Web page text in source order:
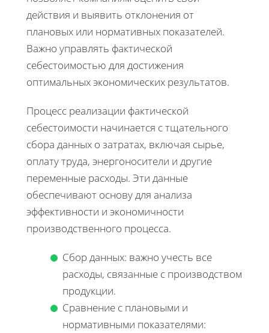
действия и выявить отклонения от
плановых или нормативных показателей.
Важно управлять фактической
себестоимостью для достижения
оптимальных экономических результатов.
Процесс реализации фактической
себестоимости начинается с тщательного
сбора данных о затратах, включая сырье,
оплату труда, энергоносители и другие
переменные расходы. Эти данные
обеспечивают основу для анализа
эффективности и экономичности
производственного процесса.
Сбор данных: важно учесть все
расходы, связанные с производством
продукции.
Сравнение с плановыми и
нормативными показателями: